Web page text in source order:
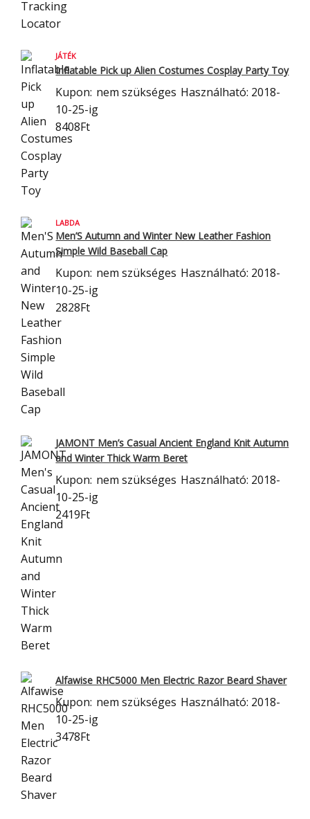
JÁTÉK
Inflatable Pick up Alien Costumes Cosplay Party Toy
Kupon: nem szükséges Használható: 2018-
10-25-ig
8408Ft
LABDA
Men’S Autumn and Winter New Leather Fashion
Simple Wild Baseball Cap
Kupon: nem szükséges Használható: 2018-
10-25-ig
2828Ft
JAMONT Men’s Casual Ancient England Knit Autumn
and Winter Thick Warm Beret
Kupon: nem szükséges Használható: 2018-
10-25-ig
2419Ft
Alfawise RHC5000 Men Electric Razor Beard Shaver
Kupon: nem szükséges Használható: 2018-
10-25-ig
3478Ft